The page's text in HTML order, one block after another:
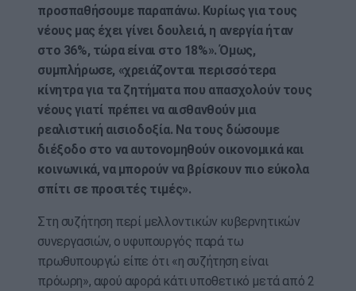
προσπαθήσουμε παραπάνω. Κυρίως για τους
νέους μας έχει γίνει δουλειά, η ανεργία ήταν
στο 36%, τώρα είναι στο 18%». Όμως,
συμπλήρωσε, «χρειάζονται περισσότερα
κίνητρα για τα ζητήματα που απασχολούν τους
νέους γιατί πρέπει να αισθανθούν μια
ρεαλιστική αισιοδοξία. Να τους δώσουμε
διέξοδο στο να αυτονομηθούν οικονομικά και
κοινωνικά, να μπορούν να βρίσκουν πιο εύκολα
σπίτι σε προσιτές τιμές».
Στη συζήτηση περί μελλοντικών κυβερνητικών
συνεργασιών, ο υφυπουργός παρά τω
πρωθυπουργώ είπε ότι «η συζήτηση είναι
πρόωρη», αφού αφορά κάτι υποθετικό μετά από 2